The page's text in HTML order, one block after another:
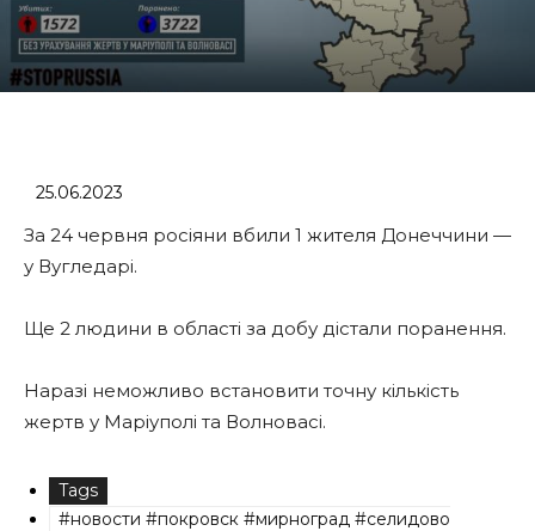
25.06.2023
За 24 червня росіяни вбили 1 жителя Донеччини —
у Вугледарі.
Ще 2 людини в області за добу дістали поранення.
Наразі неможливо встановити точну кількість
жертв у Маріуполі та Волновасі.
Tags
#новости #покровск #мирноград #селидово